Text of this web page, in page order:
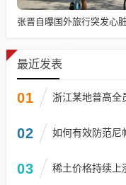
最近发表
01 浙江某地普高全
02 如何有效防范尼
03 稀土价格持续上